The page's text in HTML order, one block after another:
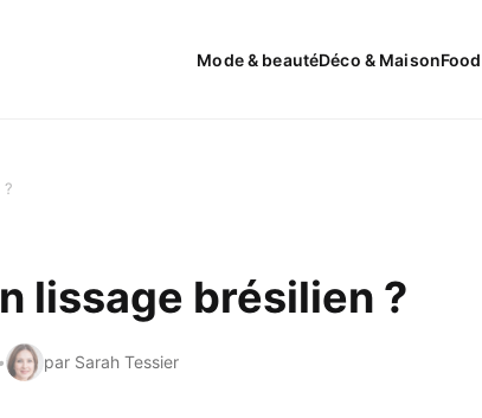
Mode & beautéDéco & MaisonFood
lissage brésilien ?
par Sarah Tessier